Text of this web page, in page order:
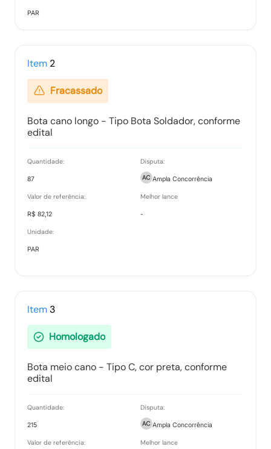
Relatório de Proposta Comercial
PAR
Item 2
Fracassado
Bota cano longo - Tipo Bota Soldador, conforme
edital
Quantidade:
87
Disputa:
Ampla Concorrência
Valor de referência:
R$ 82,12
Melhor lance
-
Unidade:
PAR
Item 3
Homologado
Bota meio cano - Tipo C, cor preta, conforme
edital
Quantidade:
215
Disputa:
Ampla Concorrência
Valor de referência: Melhor lance